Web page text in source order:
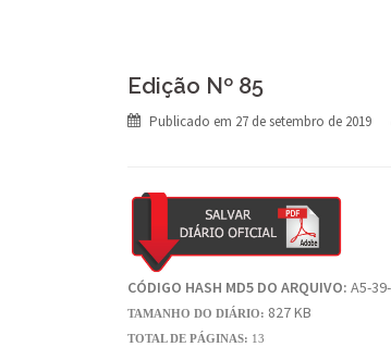
Edição Nº 85
Publicado em 27 de setembro de 2019
CÓDIGO HASH MD5 DO ARQUIVO: A5-
TAMANHO DO DIÁRIO: 827 KB
TOTAL DE PÁGINAS: 13